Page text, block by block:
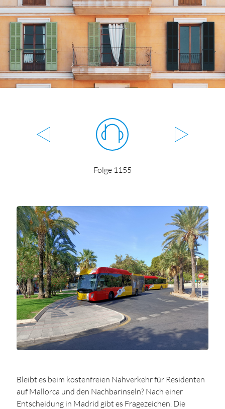
Folge 1155
Bleibt es beim kostenfreien Nahverkehr für Residenten
auf Mallorca und den Nachbarinseln? Nach einer
Entscheidung in Madrid gibt es Fragezeichen. Die